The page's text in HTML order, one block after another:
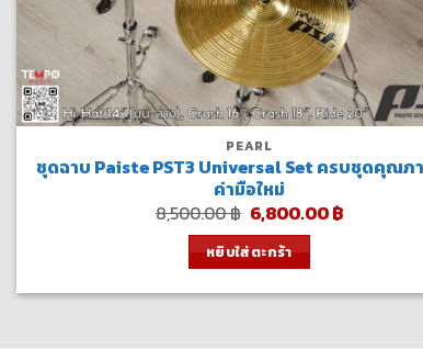
PEARL
ชุดฉาบ Paiste PST3 Universal Set ครบชุดคุณภ
ค่ามือใหม่
8,500.00฿ Original
price
was:
8,500.00 ฿.
6,800.00฿Current
หยิบใส่ตะกร้า